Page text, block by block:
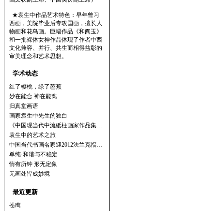
★袁生中作品艺术特色：早年曾习
西画，美院毕业后专攻国画，擅长人
物画和花鸟画。巨幅作品《和阗玉》
和一批裸体女神作品体现了作者中西
文化兼容、并行、共生而相得益彰的
审美理念和艺术思想。
学术动态
红了樱桃，绿了芭蕉
妙在能合 神在能离
归真堂画语
画家袁生中先生的独白
《中国现当代中流砥柱画家作品集…
袁生中的艺术之旅
中国当代书画名家迎2012法兰克福…
单纯·和谐与不稳定
情有所钟 形无定象
无画处皆成妙境
最近更新
苍鹰